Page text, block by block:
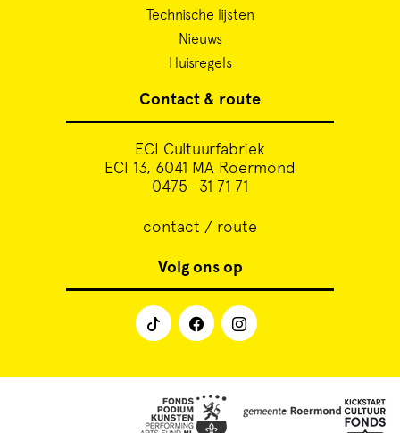
Technische lijsten
Nieuws
Huisregels
Contact & route
ECI Cultuurfabriek
ECI 13, 6041 MA Roermond
0475- 31 71 71
contact / route
Volg ons op